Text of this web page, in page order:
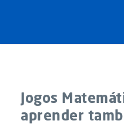
Jogos
aprender